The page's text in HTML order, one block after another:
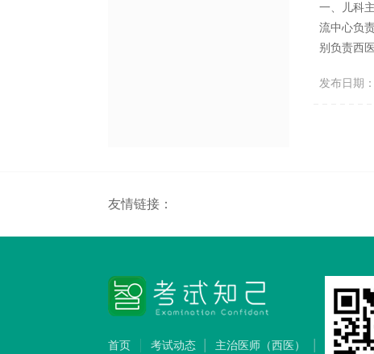
一、儿科
流中心负
别负责西
分“基础知
2019年
发布日期
友情链接：
首页 考试动态 主治医师（西医）